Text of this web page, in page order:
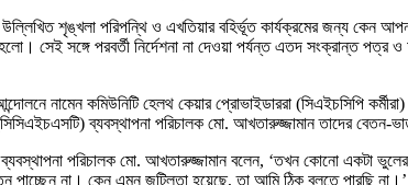
শৃঙ্খলা পরিপন্থি ও এখতিয়ার বহির্ভূত কার্যক্রমের জন্য কেন
সেই সঙ্গে পরবর্তী নির্দেশনা না দেওয়া পর্যন্ত এতদ সংক্রান্ত পত্র
নামেন কমিউনিটি হেলথ কেয়ার প্রোভাইডাররা (সিএইচসিপি
ব্যবস্থাপনা পরিচালক মো. আখতারুজ্জামান তাদের বেতন-
ব্যবস্থাপনা পরিচালক মো. আখতারুজ্জামান বলেন, ‘তখন কোনো
না। কেন এমন জটিলতা হয়েছে, তা আমি ঠিক বলতে পারছি না।’